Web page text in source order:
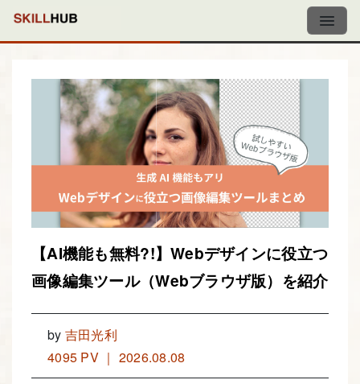
【AI機能も無料?!】Webデザインに役立つ
画像編集ツール（Webブラウザ版）を紹介
by 吉田光利
4095 PV ｜ 2026.08.08